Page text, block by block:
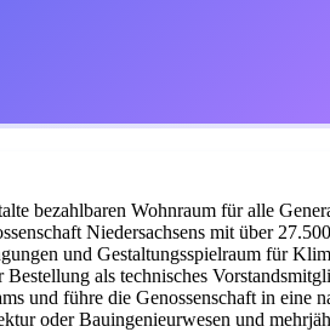
bezahlbaren Wohnraum für alle
Niedersachsens mit über
und Gestaltungsspielraum für
als technisches
und führe die Genossenschaft in eine
oder Bauingenieurwesen und